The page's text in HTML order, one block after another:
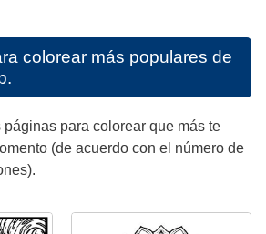
colorear más populares de
para colorear que más te
(de acuerdo con el número de